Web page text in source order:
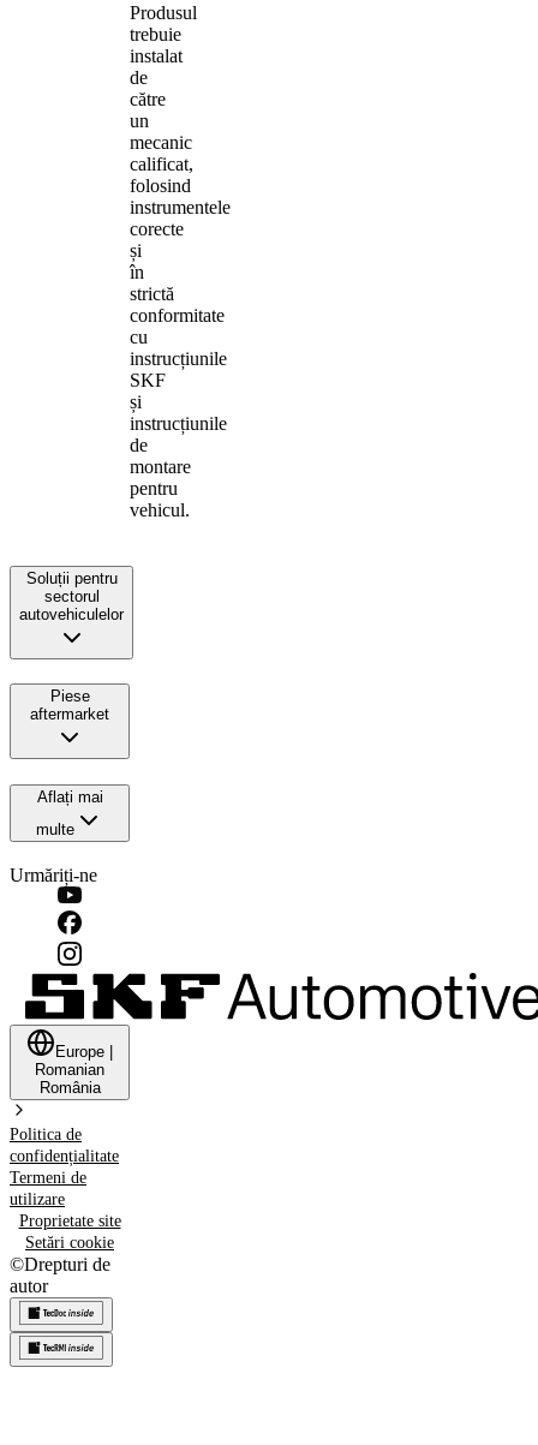
Produsul
trebuie
instalat
de
către
un
mecanic
calificat,
folosind
instrumentele
corecte
și
în
strictă
conformitate
cu
instrucțiunile
SKF
și
instrucțiunile
de
montare
pentru
vehicul.
Soluții pentru
sectorul
autovehiculelor
Piese
aftermarket
Aflați mai
multe
Urmăriți-ne
Europe
Romanian
România
Politica de
confidențialitate
Termeni de
utilizare
Proprietate site
Setări cookie
©Drepturi de
autor